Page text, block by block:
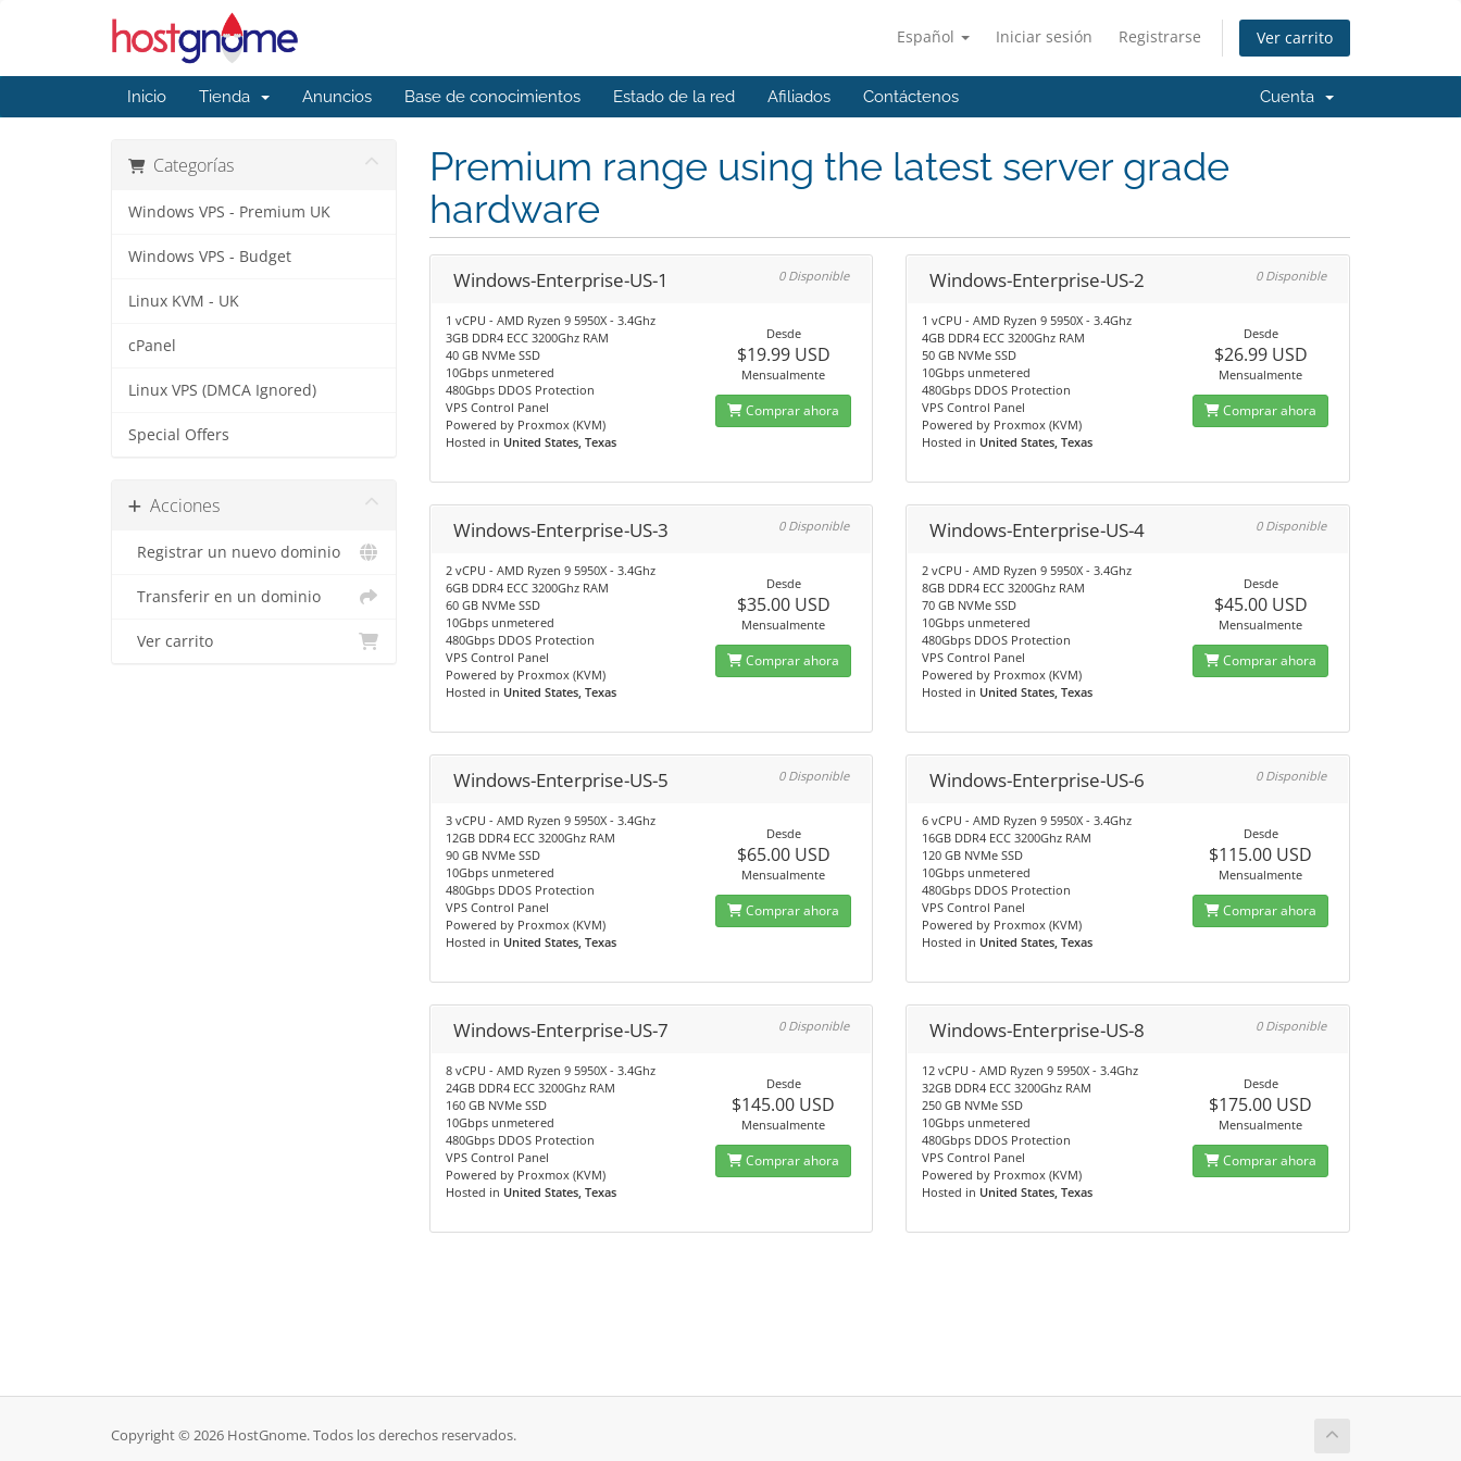
Español Iniciar sesión Registrarse Ver carrito
Inicio Tienda Anuncios Base de conocimientos Estado de la red Afiliados Contáctenos Cuenta
Categorías
Windows VPS - Premium UK
Windows VPS - Budget
Linux KVM - UK
cPanel
Linux VPS (DMCA Ignored)
Special Offers
Acciones
Registrar un nuevo dominio
Transferir en un dominio
Ver carrito
Premium range using the latest server grade
hardware
Windows-Enterprise-US-1 0 Disponible
1 vCPU - AMD Ryzen 9 5950X - 3.4Ghz
3GB DDR4 ECC 3200Ghz RAM
40 GB NVMe SSD
10Gbps unmetered
480Gbps DDOS Protection
VPS Control Panel
Powered by Proxmox (KVM)
Hosted in United States, Texas
Desde
$19.99 USD
Mensualmente
Comprar ahora
Windows-Enterprise-US-2 0 Disponible
1 vCPU - AMD Ryzen 9 5950X - 3.4Ghz
4GB DDR4 ECC 3200Ghz RAM
50 GB NVMe SSD
10Gbps unmetered
480Gbps DDOS Protection
VPS Control Panel
Powered by Proxmox (KVM)
Hosted in United States, Texas
Desde
$26.99 USD
Mensualmente
Comprar ahora
Windows-Enterprise-US-3 0 Disponible
2 vCPU - AMD Ryzen 9 5950X - 3.4Ghz
6GB DDR4 ECC 3200Ghz RAM
60 GB NVMe SSD
10Gbps unmetered
480Gbps DDOS Protection
VPS Control Panel
Powered by Proxmox (KVM)
Hosted in United States, Texas
Desde
$35.00 USD
Mensualmente
Comprar ahora
Windows-Enterprise-US-4 0 Disponible
2 vCPU - AMD Ryzen 9 5950X - 3.4Ghz
8GB DDR4 ECC 3200Ghz RAM
70 GB NVMe SSD
10Gbps unmetered
480Gbps DDOS Protection
VPS Control Panel
Powered by Proxmox (KVM)
Hosted in United States, Texas
Desde
$45.00 USD
Mensualmente
Comprar ahora
Windows-Enterprise-US-5 0 Disponible
3 vCPU - AMD Ryzen 9 5950X - 3.4Ghz
12GB DDR4 ECC 3200Ghz RAM
90 GB NVMe SSD
10Gbps unmetered
480Gbps DDOS Protection
VPS Control Panel
Powered by Proxmox (KVM)
Hosted in United States, Texas
Desde
$65.00 USD
Mensualmente
Comprar ahora
Windows-Enterprise-US-6 0 Disponible
6 vCPU - AMD Ryzen 9 5950X - 3.4Ghz
16GB DDR4 ECC 3200Ghz RAM
120 GB NVMe SSD
10Gbps unmetered
480Gbps DDOS Protection
VPS Control Panel
Powered by Proxmox (KVM)
Hosted in United States, Texas
Desde
$115.00 USD
Mensualmente
Comprar ahora
Windows-Enterprise-US-7 0 Disponible
8 vCPU - AMD Ryzen 9 5950X - 3.4Ghz
24GB DDR4 ECC 3200Ghz RAM
160 GB NVMe SSD
10Gbps unmetered
480Gbps DDOS Protection
VPS Control Panel
Powered by Proxmox (KVM)
Hosted in United States, Texas
Desde
$145.00 USD
Mensualmente
Comprar ahora
Windows-Enterprise-US-8 0 Disponible
12 vCPU - AMD Ryzen 9 5950X - 3.4Ghz
32GB DDR4 ECC 3200Ghz RAM
250 GB NVMe SSD
10Gbps unmetered
480Gbps DDOS Protection
VPS Control Panel
Powered by Proxmox (KVM)
Hosted in United States, Texas
Desde
$175.00 USD
Mensualmente
Comprar ahora
Copyright © 2026 HostGnome. Todos los derechos reservados.